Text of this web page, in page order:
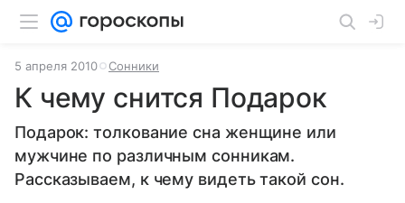
5 апреля 2010 Сонники
К чему снится Подарок
Подарок: толкование сна женщине или
мужчине по различным сонникам.
Рассказываем, к чему видеть такой сон.